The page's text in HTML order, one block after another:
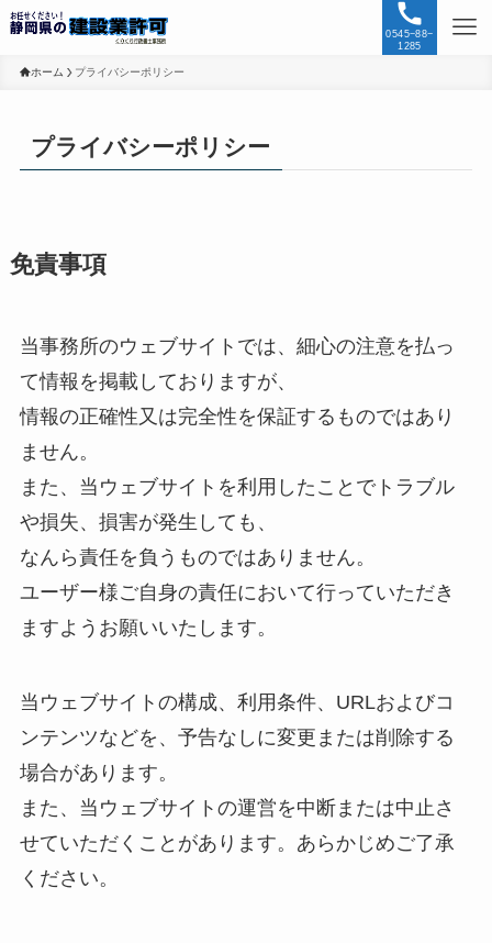
0545−88−
1285
ホーム プライバシーポリシー
プライバシーポリシー
免責事項
当事務所のウェブサイトでは、細心の注意を払っ
て情報を掲載しておりますが、
情報の正確性又は完全性を保証するものではあり
ません。
また、当ウェブサイトを利用したことでトラブル
や損失、損害が発生しても、
なんら責任を負うものではありません。
ユーザー様ご自身の責任において行っていただき
ますようお願いいたします。
当ウェブサイトの構成、利用条件、URLおよびコ
ンテンツなどを、予告なしに変更または削除する
場合があります。
また、当ウェブサイトの運営を中断または中止さ
せていただくことがあります。あらかじめご了承
ください。